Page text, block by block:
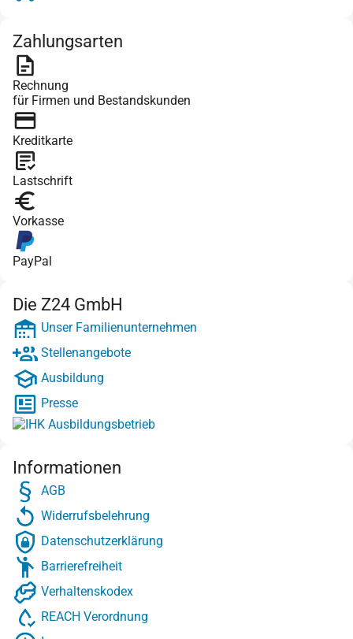
Zahlungsarten
Rechnung
für Firmen und Bestandskunden
Kreditkarte
Lastschrift
Vorkasse
PayPal
Die Z24 GmbH
Unser Familienunternehmen
Stellenangebote
Ausbildung
Presse
Informationen
AGB
Widerrufsbelehrung
Datenschutzerklärung
Barrierefreiheit
Verhaltenskodex
REACH Verordnung